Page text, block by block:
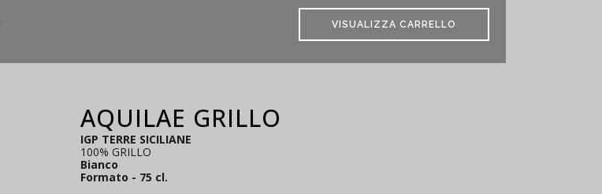
VISUALIZZA CARRELLO
AQUILAE GRILLO
IGP TERRE SICILIANE
100% GRILLO
Bianco
Formato - 75 cl.